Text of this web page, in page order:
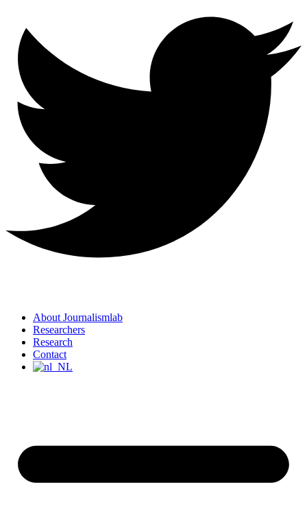
About Journalismlab
Researchers
Research
Contact